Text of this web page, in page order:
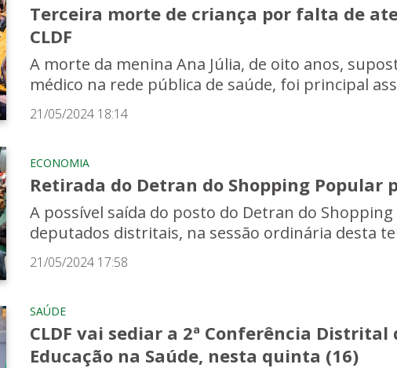
Terceira morte de criança por falta de
CLDF
A morte da menina Ana Júlia, de oito anos,
médico na rede pública de saúde, foi principal
21/05/2024 18:14
ECONOMIA
Retirada do Detran do Shopping Popular
A possível saída do posto do Detran do
deputados distritais, na sessão ordinária desta
21/05/2024 17:58
SAÚDE
CLDF vai sediar a 2ª Conferência Distrital
Educação na Saúde, nesta quinta (16)